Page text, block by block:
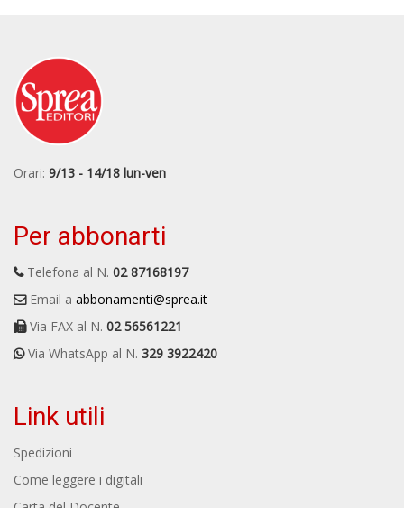
Orari: 9/13 - 14/18 lun-ven
Per abbonarti
Telefona al N. 02 87168197
Email a abbonamenti@sprea.it
Via FAX al N. 02 56561221
Via WhatsApp al N. 329 3922420
Link utili
Spedizioni
Come leggere i digitali